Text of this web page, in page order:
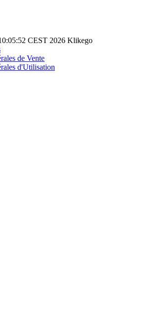
CEST 2026 Klikego
de Vente
d'Utilisation